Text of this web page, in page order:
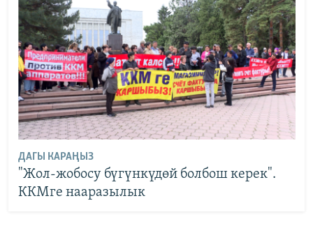
ДАГЫ КАРАҢЫЗ
"Жол-жобосу бүгүнкүдөй болбош керек".
ККМге нааразылык